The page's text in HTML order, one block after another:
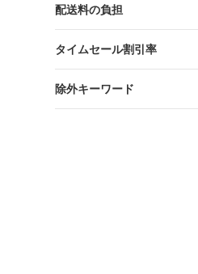
配送料の負担
タイムセール割引率
除外キーワード